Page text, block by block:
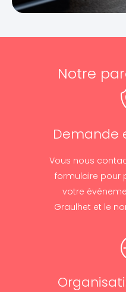
Notre
Demande
Vous nous
formulaire pour
votre
Graulhet et le